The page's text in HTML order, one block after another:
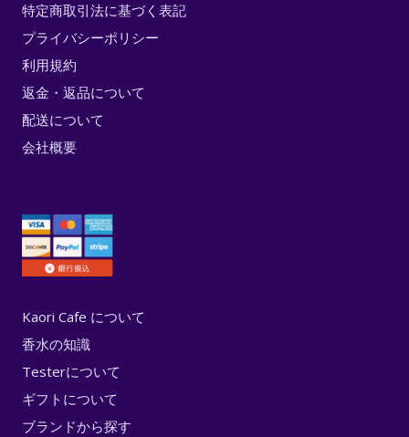
特定商取引法に基づく表記
プライバシーポリシー
利用規約
返金・返品について
配送について
会社概要
Kaori Cafe について
香水の知識
Testerについて
ギフトについて
ブランドから探す